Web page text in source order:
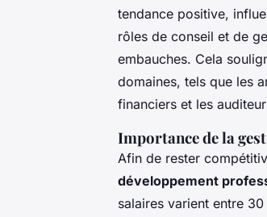
tendance positive,
rôles de conseil et de
embauches. Cela
domaines, tels que les
financiers et les
Importance de la
Afin de rester
développement
salaires varient entre